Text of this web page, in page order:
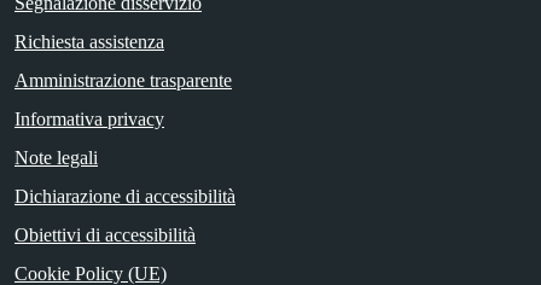
Richiesta assistenza
Amministrazione trasparente
Informativa privacy
Note legali
Dichiarazione di accessibilità
Obiettivi di accessibilità
Cookie Policy (UE)